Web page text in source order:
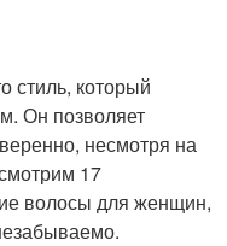
стиль, который
Он позволяет
несмотря на
17
волосы для женщин,